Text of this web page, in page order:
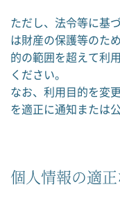
ただし、法令等に基
は財産の保護等のた
的の範囲を超えて利
ください。
なお、利用目的を変
を適正に通知または
個人情報の適